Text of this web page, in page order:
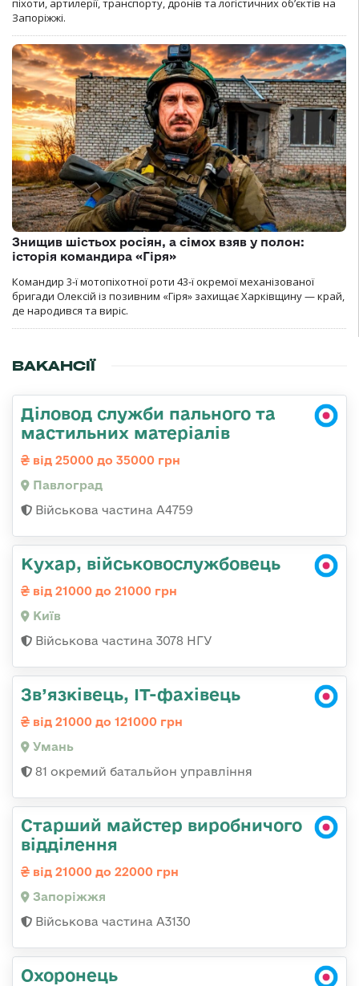
піхоти, артилерії, транспорту, дронів та логістичних об’єктів на
Запоріжжі.
Знищив шістьох росіян, а сімох взяв у полон:
історія командира «Гіря»
Командир 3-ї мотопіхотної роти 43-ї окремої механізованої
бригади Олексій із позивним «Гіря» захищає Харківщину — край,
де народився та виріс.
ВАКАНСІЇ
Діловод служби пального та
мастильних матеріалів
від 25000 до 35000 грн
Павлоград
Військова частина А4759
Кухар, військовослужбовець
від 21000 до 21000 грн
Київ
Військова частина 3078 НГУ
Зв’язківець, ІТ-фахівець
від 21000 до 121000 грн
Умань
81 окремий батальйон управління
Старший майстер виробничого
відділення
від 21000 до 22000 грн
Запоріжжя
Військова частина А3130
Охоронець